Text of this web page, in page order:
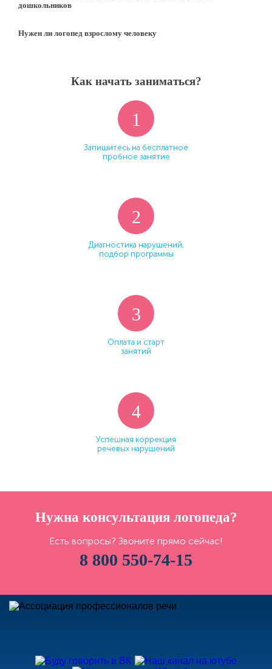
дошкольников
Нужен ли логопед взрослому человеку
Как начать заниматься?
1
Запишитесь на бесплатное
пробное занятие
2
Диагностика нарушений,
подбор программы
3
Оплата и старт
занятий
4
Успешная коррекция
речевых нарушений
Нужна консультация логопеда?
Есть вопросы? Звоните прямо сейчас!
8 800 550-74-15